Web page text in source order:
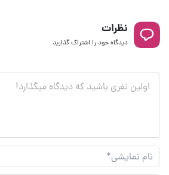
نظرات
دیدگاه خود را اشتراک گذارید